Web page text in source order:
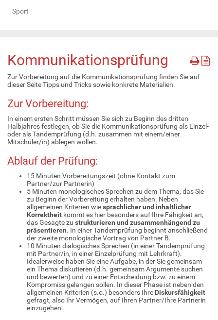
Sport
Kommunikationsprüfung
Zur Vorbereitung auf die Kommunikationsprüfung finden Sie auf
dieser Seite Tipps und Tricks sowie konkrete Materialien.
Zur Vorbereitung:
In einem ersten Schritt müssen Sie sich zu Beginn des dritten
Halbjahres festlegen, ob Sie die Kommunikationsprüfung als Einzel-
oder als Tandemprüfung (d.h. zusammen mit einem/einer
Mitschüler/in) ablegen wollen.
Ablauf der Prüfung:
15 Minuten Vorbereitungszeit (ohne Kontakt zum
Partner/zur Partnerin)
5 Minuten monologisches Sprechen zu dem Thema, das Sie
zu Beginn der Vorbereitung erhalten haben. Neben
allgemeinen Kriterien wiesprachlicher und inhaltlicher
Korrektheit kommt es hier besonders auf Ihre Fähigkeit an,
das Gesagte zu strukturieren und zusammenhängend zu
präsentieren. In einer Tandemprüfung beginnt anschließend
der zweite monologische Vortrag von Partner B.
10 Minuten dialogisches Sprechen (in einer Tandemprüfung
mit Partner/in, in einer Einzelprüfung mit Lehrkraft).
Idealerweise haben Sie eine Aufgabe, in der Sie gemeinsam
ein Thema diskutieren (d.h. gemeinsam Argumente suchen
und bewerten) und zu einer Entscheidung bzw. zu einem
Kompromiss gelangen sollen. In dieser Phase ist neben den
allgemeinen Kriterien (s.o.) besonders Ihre Diskursfähigkeit
gefragt, also Ihr Vermögen, auf Ihren Partner/Ihre Partnerin
einzugehen.